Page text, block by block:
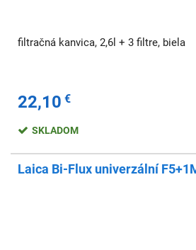
filtračná kanvica, 2,6l + 3 filtre, biela
22,10 €
SKLADOM
Laica Bi-Flux univerzální